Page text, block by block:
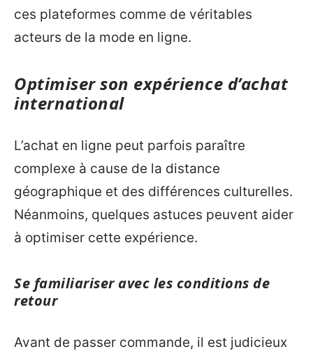
ces plateformes comme de véritables
acteurs de la mode en ligne.
Optimiser son expérience d’achat
international
L’achat en ligne peut parfois paraître
complexe à cause de la distance
géographique et des différences culturelles.
Néanmoins, quelques astuces peuvent aider
à optimiser cette expérience.
Se familiariser avec les conditions de
retour
Avant de passer commande, il est judicieux